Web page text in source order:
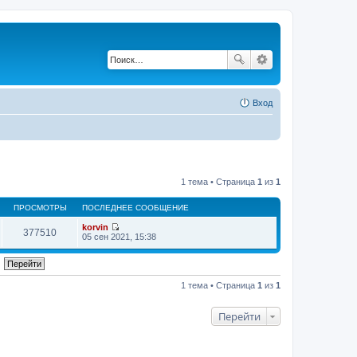
Вход
1 тема • Страница 1 из 1
ПРОСМОТРЫ ПОСЛЕДНЕЕ СООБЩЕНИЕ
377510
korvin
П
р
й
05 сен 2021, 15:38
1 тема • Страница 1 из 1
Перейти